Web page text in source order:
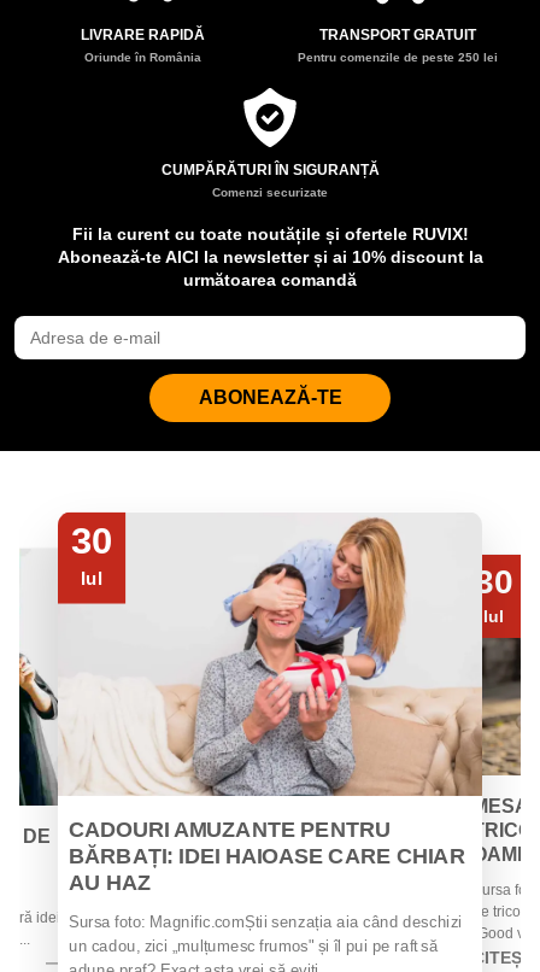
LIVRARE RAPIDĂ
Oriunde în România
TRANSPORT GRATUIT
Pentru comenzile de peste 250 lei
CUMPĂRĂTURI ÎN SIGURANȚĂ
Comenzi securizate
Fii la curent cu toate noutățile și ofertele RUVIX!
Abonează-te AICI la newsletter și ai 10% discount la
următoarea comandă
ABONEAZĂ-TE
DE
idei
la...
30
Iul
CADOURI AMUZANTE PENTRU
BĂRBAȚI: IDEI HAIOASE CARE CHIAR
AU HAZ
Sursa foto: Magnific.comȘtii senzația aia când deschizi
un cadou, zici „mulțumesc frumos" și îl pui pe raft să
30
Iul
Sursa
de
„Good